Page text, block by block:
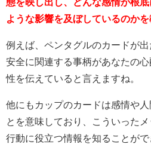
態を映し出し、どんな感情が根
ような影響を及ぼしているのかを
例えば、ペンタグルのカードが
安全に関連する事柄があなたの
性を伝えていると言えますね。
他にもカップのカードは感情や
とを意味しており、こういった
行動に役立つ情報を知ることがで